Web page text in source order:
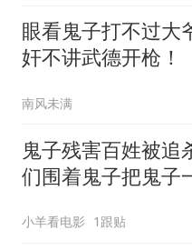
眼看鬼子打不过大
奸不讲武德开枪！
南风未满
鬼子残害百姓被追
们围着鬼子把鬼子
小羊看电影 1跟贴